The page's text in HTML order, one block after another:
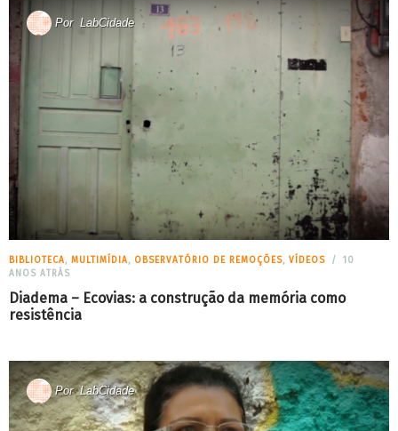
Por LabCidade
BIBLIOTECA, MULTIMÍDIA, OBSERVATÓRIO DE REMOÇÕES, VÍDEOS
10
ANOS ATRÁS
Diadema – Ecovias: a construção da memória como
resistência
PorLabCidade